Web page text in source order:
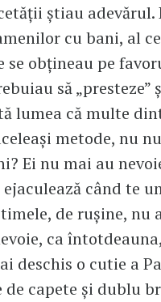
ştiau adevărul.
cu bani, al
se obţineau pe
să „presteze”
lumea că multe
metode, nu
Ei nu mai au
când te
de ruşine, nu
ca
deschis o cutie a
capete şi dublu